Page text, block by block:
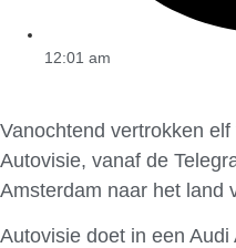
12:01 am
Vanochtend vertrokken
Autovisie, vanaf de
Amsterdam naar het land
Autovisie doet in een